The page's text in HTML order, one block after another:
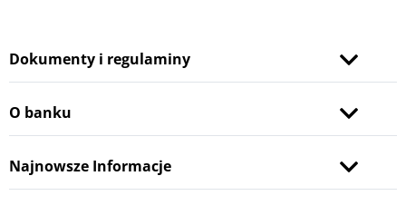
Dokumenty i regulaminy
O banku
Najnowsze Informacje